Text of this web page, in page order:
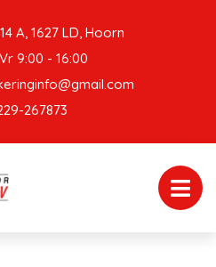
A, 1627 LD, Hoorn
9:00 - 16:00
267873